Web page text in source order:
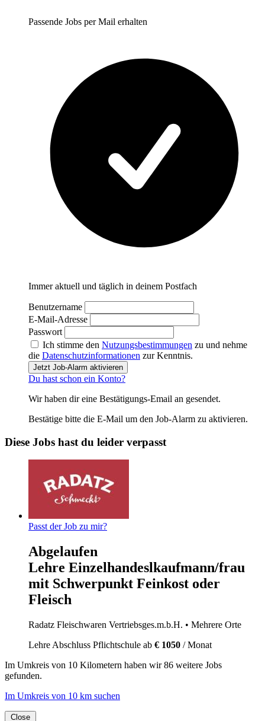
Passende Jobs per Mail erhalten
Immer aktuell und täglich in deinem Postfach
Benutzername
E-Mail-Adresse
Passwort
Ich stimme den Nutzungsbestimmungen zu und nehme
die Datenschutzinformationen zur Kenntnis.
Jetzt Job-Alarm aktivieren
Du hast schon ein Konto?
Wir haben dir eine Bestätigungs-Email an gesendet.
Bestätige bitte die E-Mail um den Job-Alarm zu aktivieren.
Diese Jobs hast du leider verpasst
Passt der Job zu mir?
Abgelaufen
Lehre Einzelhandeslkaufmann/frau
mit Schwerpunkt Feinkost oder
Fleisch
Radatz Fleischwaren Vertriebsges.m.b.H. • Mehrere Orte
Lehre Abschluss Pflichtschule ab € 1050 / Monat
Im Umkreis von 10 Kilometern haben wir86 weitere Jobs
gefunden.
Im Umkreis von 10 km suchen
Close